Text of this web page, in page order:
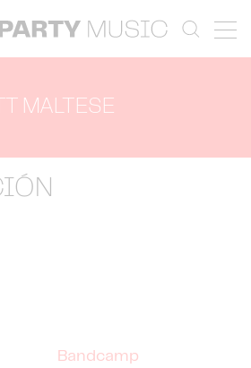
MALTESE
Bandcamp